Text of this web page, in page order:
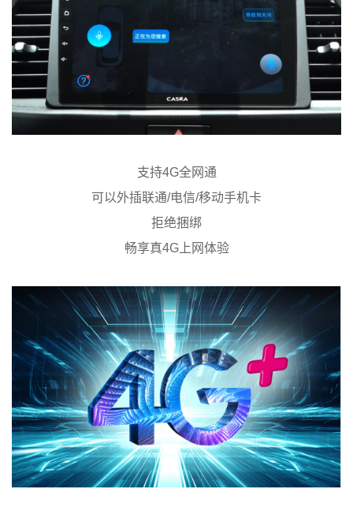
支持4G全网通
可以外插联通/电信/移动手机卡
拒绝捆绑
畅享真4G上网体验